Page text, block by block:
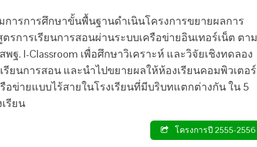
ารการศึกษาขั้นพื้นฐานดำเนินโครงการขยายผลการ
การเรียนการสอนผ่านระบบเครือข่ายอินเทอร์เน็ต ตาม
ฐ. I-Classroom เพื่อศึกษาวิเคราะห์ และวิจัยเชิงทดลอง
ยนการสอน และนำไปขยายผลให้ห้องเรียนคอมพิวเตอร์
อข่ายแบบไร้สายในโรงเรียนที่มีบริบทแตกต่างกัน ใน 5
รียน
โครงการปี 2555-2556